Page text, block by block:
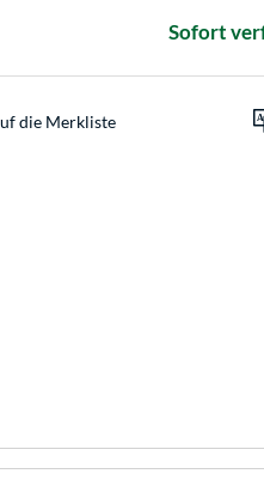
Sofort
die Merkliste